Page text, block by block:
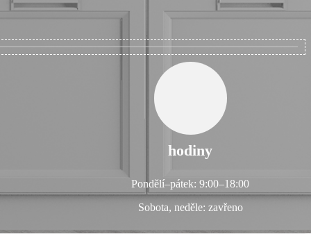
hodiny
Pondělí–pátek: 9:00–18:00
Sobota, neděle: zavřeno